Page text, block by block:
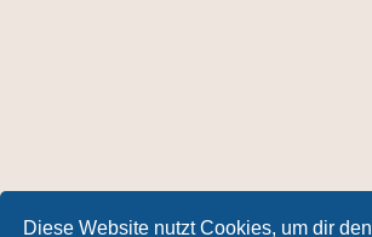
Diese Website nutzt Cookies, um dir den